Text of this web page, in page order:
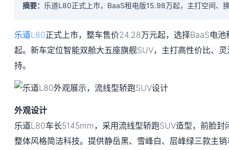
摘要： 乐道L80正式上市，BaaS租电版15.98万起，主打空间、
乐道L80正式上市，整车售价24.28万元起，选择BaaS电
起。新车定位智能双舱大五座旗舰SUV，主打高性价比、
持。
外观设计
乐道L80车长5145mm，采用流线型轿跑SUV造型，前脸封
整体风格简洁科技。提供静岳黑、雪峰白、层峰绿三款主